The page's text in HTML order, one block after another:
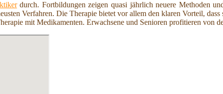
durch. Fortbildungen zeigen quasi jährlich neuere Methoden
Verfahren. Die Therapie bietet vor allem den klaren Vorteil,
mit Medikamenten. Erwachsene und Senioren profitieren von